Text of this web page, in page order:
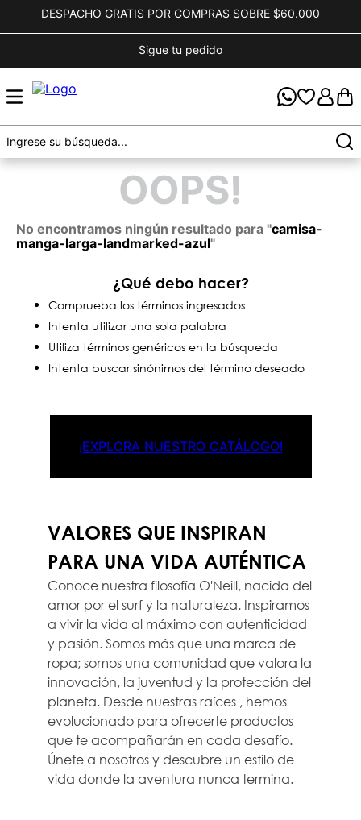
DESPACHO GRATIS POR COMPRAS SOBRE $60.000
Sigue tu pedido
OOPS!
No encontramos ningún resultado para "camisa-
manga-larga-landmarked-azul"
¿Qué debo hacer?
Comprueba los términos ingresados
Intenta utilizar una sola palabra
Utiliza términos genéricos en la búsqueda
Intenta buscar sinónimos del término deseado
¡EXPLORA NUESTRO CATÁLOGO!
VALORES QUE INSPIRAN
PARA UNA VIDA AUTÉNTICA
Conoce nuestra filosofía O'Neill, nacida del
amor por el surf y la naturaleza. Inspiramos
a vivir la vida al máximo con autenticidad
y pasión. Somos más que una marca de
ropa; somos una comunidad que valora la
innovación, la juventud y la protección del
planeta. Desde nuestras raíces , hemos
evolucionado para ofrecerte productos
que te acompañarán en cada desafío.
Únete a nosotros y descubre un estilo de
vida donde la aventura nunca termina.